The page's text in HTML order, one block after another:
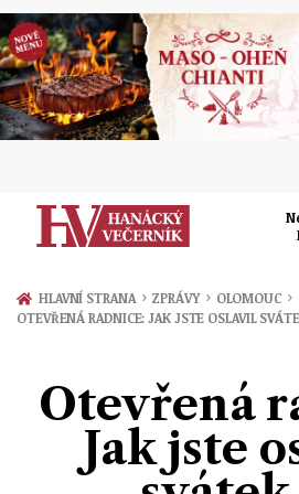
Zprávy
Prostějov
Přerov
Politika
Ekonomika
Kultura
Hudba
Společnost
Sport
HLAVNÍ STRANA › ZPRÁVY › OLOMOUC ›
OTEVŘENÁ RADNICE: JAK JSTE OSLAVIL
Otevřená
Jak jste